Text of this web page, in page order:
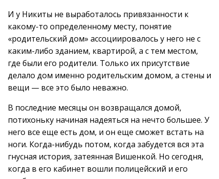
И у Никиты не выработалось привязанности к
какому-то определенному месту, понятие
«родительский дом» ассоциировалось у него не с
каким-либо зданием, квартирой, а с тем местом,
где были его родители. Только их присутствие
делало дом именно родительским домом, а стены и
вещи — все это было неважно.
В последние месяцы он возвращался домой,
потихоньку начиная надеяться на нечто большее. У
него все еще есть дом, и он еще сможет встать на
ноги. Когда-нибудь потом, когда забудется вся эта
гнусная история, затеянная Вишенкой. Но сегодня,
когда в его кабинет вошли полицейский и его